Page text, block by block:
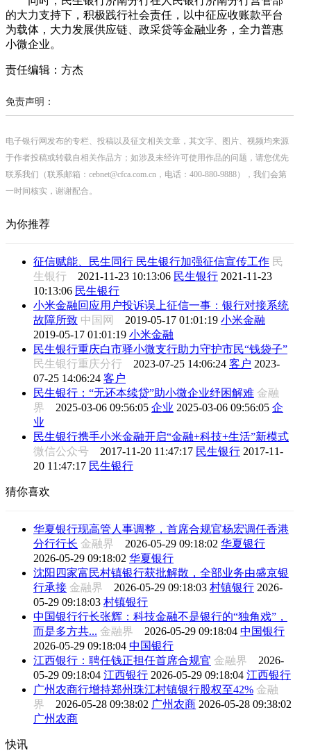
的大力支持下，积极践行社会责任，以中征应收账款平台
为载体，大力发展供应链、政采贷等金融业务，全力普惠
小微企业。
责任编辑：方杰
免责声明：
电子银行网发布的专栏、投稿以及征文相关文章，其文字、图片、视频均来源
于作者投稿或转载自相关作品方；如涉及未经许可使用作品的问题，请您优先
联系我们（联系邮箱：cebnet@cfca.com.cn，电话：400-880-9888），我们会第
一时间核实，谢谢配合。
为你推荐
征信赋能、民生同行 民生银行加强征信宣传工作 民
生银行 2021-11-23 10:13:06 民生银行 2021-11-23
10:13:06 民生银行
小米金融回应用户投诉误上征信一事：银行对接系统
故障所致 中国网 2019-05-17 01:01:19 小米金融
2019-05-17 01:01:19 小米金融
民生银行重庆白市驿小微支行助力守护市民“钱袋子”
民生银行重庆分行 2023-07-25 14:06:24 客户 2023-
07-25 14:06:24 客户
民生银行：“无还本续贷”助小微企业纾困解难 金融
界 2025-03-06 09:56:05 企业 2025-03-06 09:56:05 企
业
民生银行携手小米金融开启“金融+科技+生活”新模式
微信公众号 2017-11-20 11:47:17 民生银行 2017-11-
20 11:47:17 民生银行
猜你喜欢
华夏银行现高管人事调整，首席合规官杨宏调任香港
分行行长 金融界 2026-05-29 09:18:02 华夏银行
2026-05-29 09:18:02 华夏银行
沈阳四家富民村镇银行获批解散，全部业务由盛京银
行承接 金融界 2026-05-29 09:18:03 村镇银行 2026-
05-29 09:18:03 村镇银行
中国银行行长张辉：科技金融不是银行的“独角戏”，
而是多方共... 金融界 2026-05-29 09:18:04 中国银行
2026-05-29 09:18:04 中国银行
江西银行：聘任钱正担任首席合规官 金融界 2026-
05-29 09:18:04 江西银行 2026-05-29 09:18:04 江西银行
广州农商行增持郑州珠江村镇银行股权至42% 金融
界 2026-05-28 09:38:02 广州农商 2026-05-28 09:38:02
广州农商
快讯